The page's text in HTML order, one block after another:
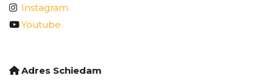
Instagram
Youtube
Adres Schiedam